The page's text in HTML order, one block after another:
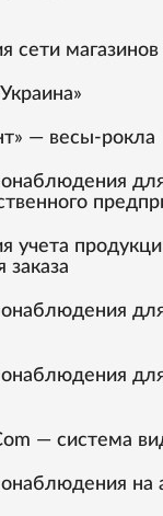
сети
— весы-рокла
учета
— система
на